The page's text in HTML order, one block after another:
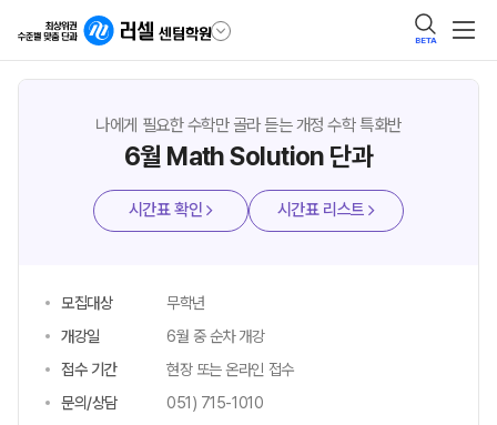
BETA
나에게 필요한 수학만 골라 듣는 개정 수학 특화반
6월 Math Solution 단과
시간표 확인 시간표 리스트
모집대상
무학년
개강일
6월 중 순차 개강
접수 기간
현장 또는 온라인 접수
문의/상담
051) 715-1010